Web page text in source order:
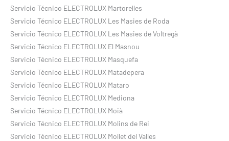
Servicio Técnico ELECTROLUX Martorelles
Servicio Técnico ELECTROLUX Les Masies de Roda
Servicio Técnico ELECTROLUX Les Masies de Voltregà
Servicio Técnico ELECTROLUX El Masnou
Servicio Técnico ELECTROLUX Masquefa
Servicio Técnico ELECTROLUX Matadepera
Servicio Técnico ELECTROLUX Mataro
Servicio Técnico ELECTROLUX Mediona
Servicio Técnico ELECTROLUX Moià
Servicio Técnico ELECTROLUX Molins de Rei
Servicio Técnico ELECTROLUX Mollet del Valles